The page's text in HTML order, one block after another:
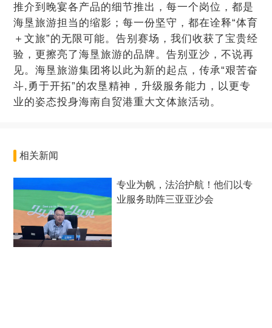
推介到晚宴各产品的细节推出，每一个岗位，都是
海垦旅游担当的缩影；每一份坚守，都在诠释“体育
＋文旅”的无限可能。告别赛场，我们收获了宝贵经
验，更擦亮了海垦旅游的品牌。告别亚沙，不说再
见。海垦旅游集团将以此为新的起点，传承“艰苦奋
斗,勇于开拓”的农垦精神，升级服务能力，以更专
业的姿态投身海南自贸港重大文体旅活动。
相关新闻
专业为帆，法治护航！他们以专
业服务助阵三亚亚沙会